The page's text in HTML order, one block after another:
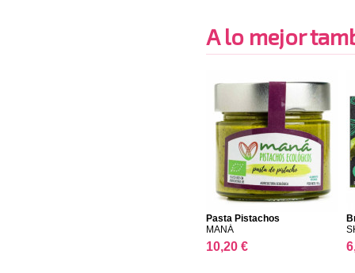
A lo mejor
Pasta Pistachos
MANÁ
10,20 €